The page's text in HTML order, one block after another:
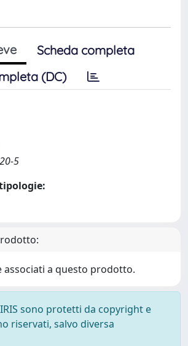
Scheda completa
(DC)
5
associati a questo prodotto.
sono protetti da copyright e
riservati, salvo diversa